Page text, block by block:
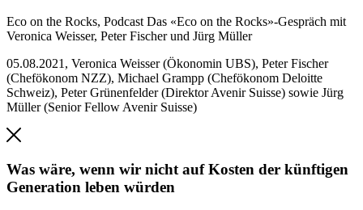
Eco on the Rocks, Podcast Das «Eco on the Rocks»-Gespräch mit
Veronica Weisser, Peter Fischer und Jürg Müller
05.08.2021 , Veronica Weisser (Ökonomin UBS), Peter Fischer
(Chefökonom NZZ), Michael Grampp (Chefökonom Deloitte
Schweiz), Peter Grünenfelder (Direktor Avenir Suisse) sowie Jürg
Müller (Senior Fellow Avenir Suisse)
Was wäre, wenn wir nicht auf Kosten der künftigen
Generation leben würden